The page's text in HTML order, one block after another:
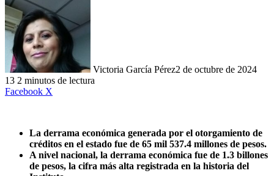
Victoria García Pérez2 de octubre de 2024
13 2 minutos de lectura
Facebook X
La derrama económica generada por el otorgamiento de
créditos en el estado fue de 65 mil 537.4 millones de pesos.
A nivel nacional, la derrama económica fue de 1.3 billones
de pesos, la cifra más alta registrada en la historia del